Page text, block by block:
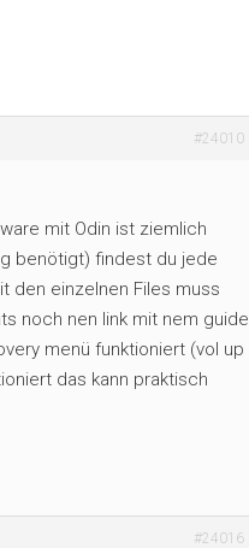
#24010
mit Odin ist ziemlich
benötigt) findest du jede
den einzelnen Files muss
noch nen link mit nem guide
menü funktioniert (vol up
das kann praktisch
#24016